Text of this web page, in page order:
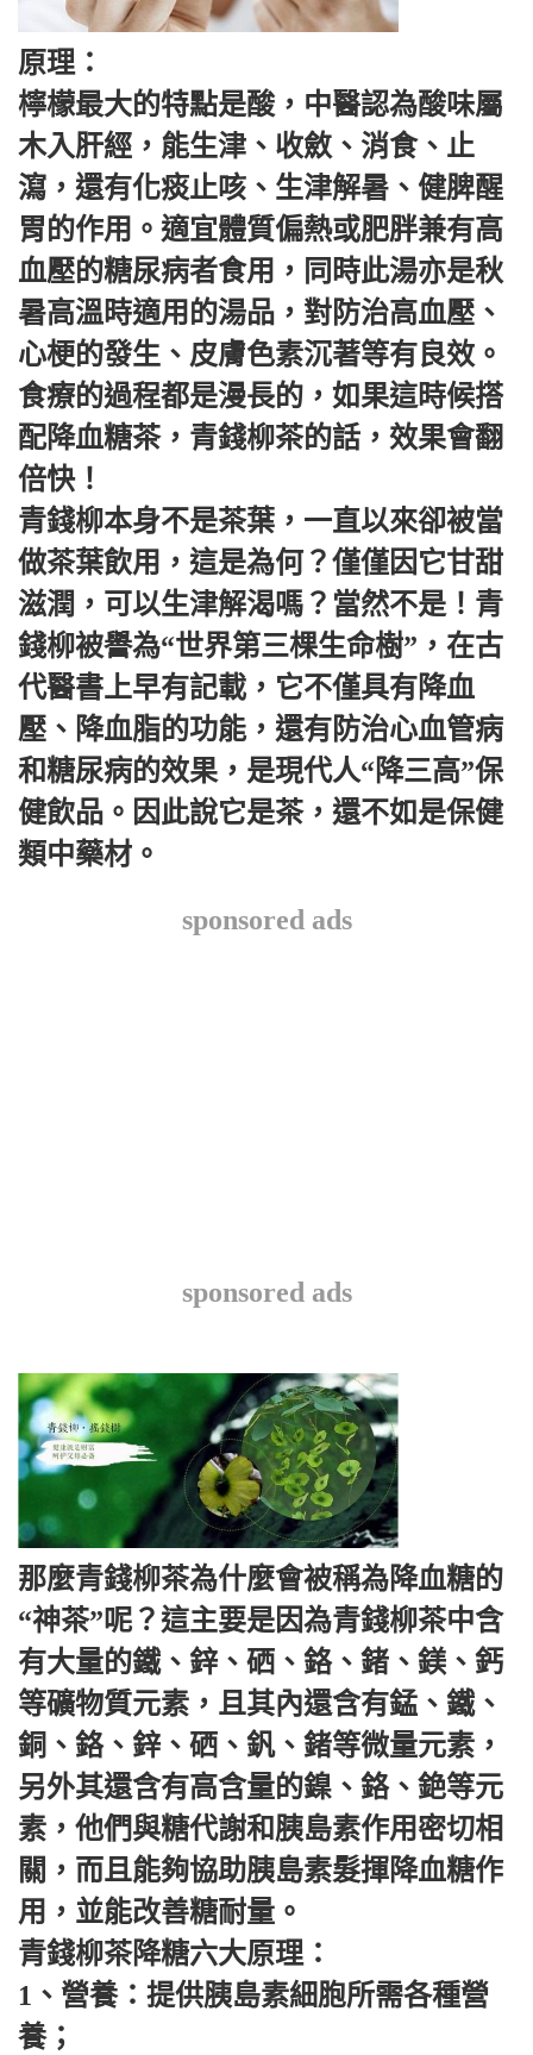
原理：
檸檬最大的特點是酸，中醫認為酸味屬
木入肝經，能生津、收斂、消食、止
瀉，還有化痰止咳、生津解暑、健脾醒
胃的作用。適宜體質偏熱或肥胖兼有高
血壓的糖尿病者食用，同時此湯亦是秋
暑高溫時適用的湯品，對防治高血壓、
心梗的發生、皮膚色素沉著等有良效。
食療的過程都是漫長的，如果這時候搭
配降血糖茶，青錢柳茶的話，效果會翻
倍快！
青錢柳本身不是茶葉，一直以來卻被當
做茶葉飲用，這是為何？僅僅因它甘甜
滋潤，可以生津解渴嗎？當然不是！青
錢柳被譽為“世界第三棵生命樹”，在古
代醫書上早有記載，它不僅具有降血
壓、降血脂的功能，還有防治心血管病
和糖尿病的效果，是現代人“降三高”保
健飲品。因此說它是茶，還不如是保健
類中藥材。
sponsored ads
sponsored ads
那麼青錢柳茶為什麼會被稱為降血糖的
“神茶”呢？這主要是因為青錢柳茶中含
有大量的鐵、鋅、硒、鉻、鍺、鎂、鈣
等礦物質元素，且其內還含有錳、鐵、
銅、鉻、鋅、硒、釩、鍺等微量元素，
另外其還含有高含量的鎳、鉻、銫等元
素，他們與糖代謝和胰島素作用密切相
關，而且能夠協助胰島素髮揮降血糖作
用，並能改善糖耐量。
青錢柳茶降糖六大原理：
1、營養：提供胰島素細胞所需各種營
養；